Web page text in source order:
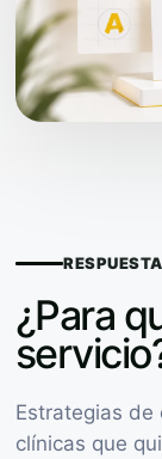
¿Para
Estrategias de
clínicas que